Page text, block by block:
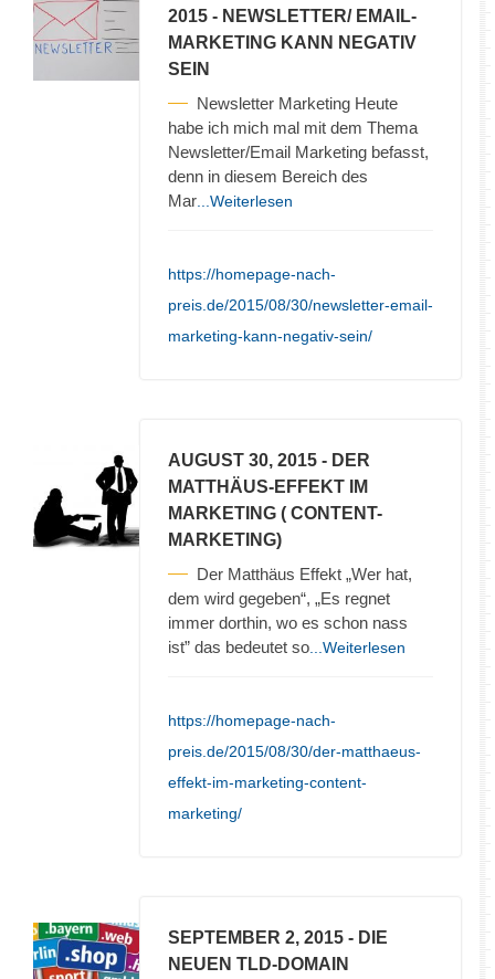
2015 - NEWSLETTER/ EMAIL-
MARKETING KANN NEGATIV
SEIN
Newsletter Marketing Heute
habe ich mich mal mit dem Thema
Newsletter/Email Marketing befasst,
denn in diesem Bereich des
Mar ...Weiterlesen
https://homepage-nach-
preis.de/2015/08/30/newsletter-email-
marketing-kann-negativ-sein/
AUGUST 30, 2015 - DER
MATTHÄUS-EFFEKT IM
MARKETING ( CONTENT-
MARKETING)
Der Matthäus Effekt „Wer hat,
dem wird gegeben“, „Es regnet
immer dorthin, wo es schon nass
ist” das bedeutet so ...Weiterlesen
https://homepage-nach-
preis.de/2015/08/30/der-matthaeus-
effekt-im-marketing-content-
marketing/
SEPTEMBER 2, 2015 - DIE
NEUEN TLD-DOMAIN